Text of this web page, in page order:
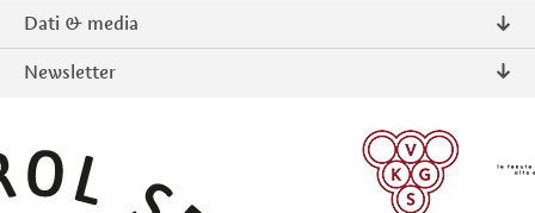
Chi siamo
Contatto
Intranet
Dati & media
Comunicati stampa
Newsletter